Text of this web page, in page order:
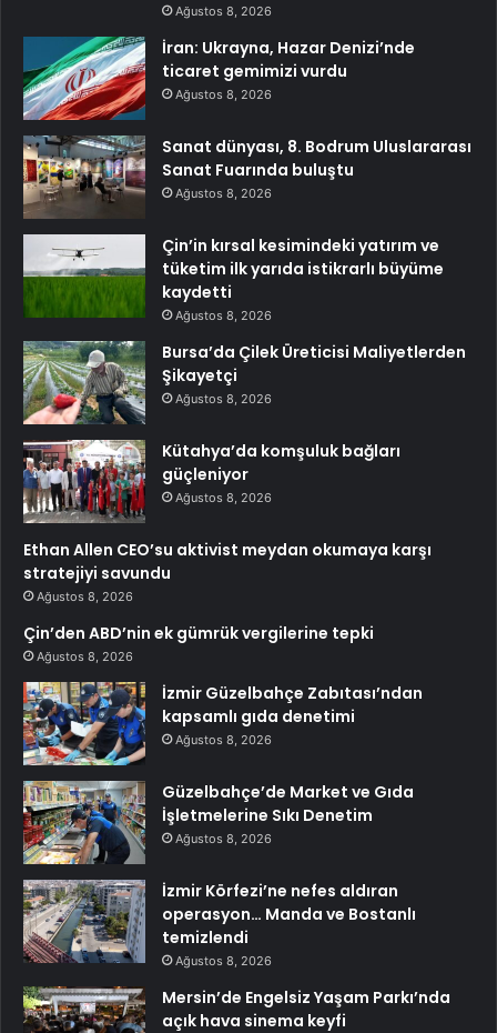
Ağustos 8, 2026
İran: Ukrayna, Hazar Denizi’nde
ticaret gemimizi vurdu
Ağustos 8, 2026
Sanat dünyası, 8. Bodrum Uluslararası
Sanat Fuarında buluştu
Ağustos 8, 2026
Çin’in kırsal kesimindeki yatırım ve
tüketim ilk yarıda istikrarlı büyüme
kaydetti
Ağustos 8, 2026
Bursa’da Çilek Üreticisi Maliyetlerden
Şikayetçi
Ağustos 8, 2026
Kütahya’da komşuluk bağları
güçleniyor
Ağustos 8, 2026
Ethan Allen CEO’su aktivist meydan okumaya karşı
stratejiyi savundu
Ağustos 8, 2026
Çin’den ABD’nin ek gümrük vergilerine tepki
Ağustos 8, 2026
İzmir Güzelbahçe Zabıtası’ndan
kapsamlı gıda denetimi
Ağustos 8, 2026
Güzelbahçe’de Market ve Gıda
İşletmelerine Sıkı Denetim
Ağustos 8, 2026
İzmir Körfezi’ne nefes aldıran
operasyon… Manda ve Bostanlı
temizlendi
Ağustos 8, 2026
Mersin’de Engelsiz Yaşam Parkı’nda
açık hava sinema keyfi